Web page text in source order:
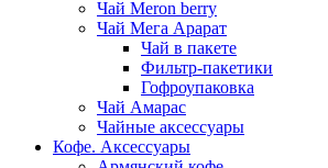
Чай Meron berry
Чай Мега Арарат
Чай в пакете
Фильтр-пакетики
Гофроупаковка
Чай Амарас
Чайные аксессуары
Кофе. Аксессуары